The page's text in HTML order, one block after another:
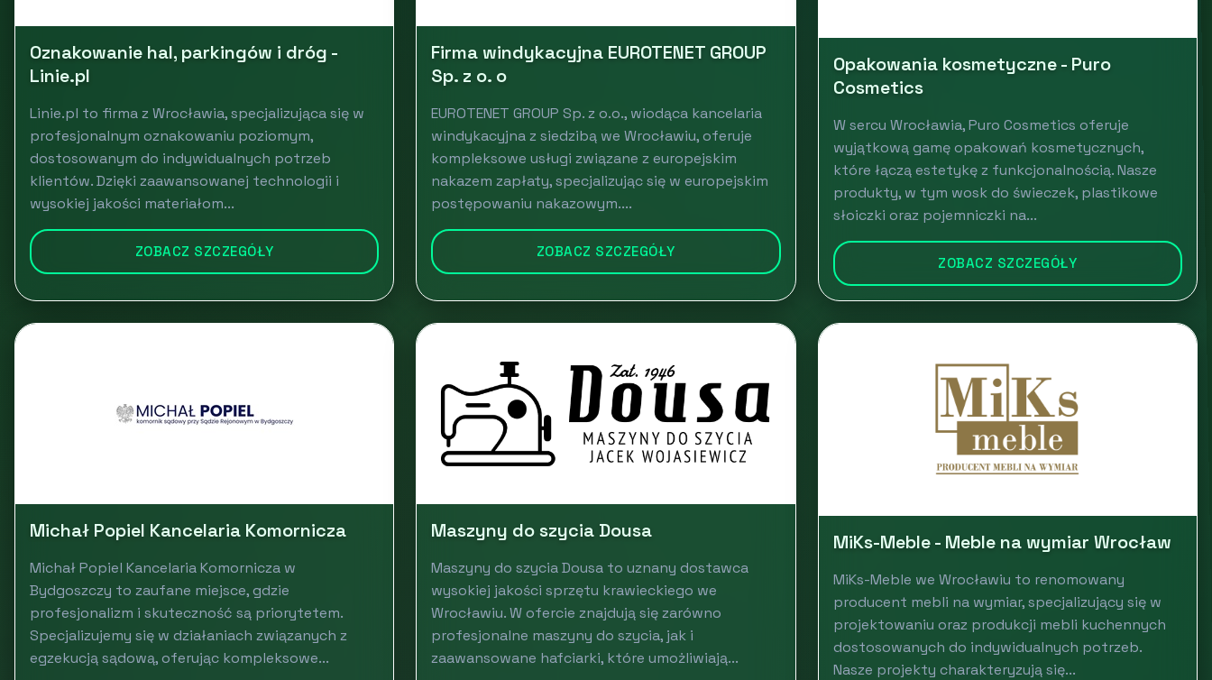
Oznakowanie hal, parkingów i dróg -
Linie.pl
Linie.pl to firma z Wrocławia, specjalizująca się w
profesjonalnym oznakowaniu poziomym,
dostosowanym do indywidualnych potrzeb
klientów. Dzięki zaawansowanej technologii i
wysokiej jakości materiałom...
ZOBACZ SZCZEGÓŁY
Firma windykacyjna EUROTENET GROUP
Sp. z o. o
EUROTENET GROUP Sp. z o.o., wiodąca kancelaria
windykacyjna z siedzibą we Wrocławiu, oferuje
kompleksowe usługi związane z europejskim
nakazem zapłaty, specjalizując się w europejskim
postępowaniu nakazowym....
ZOBACZ SZCZEGÓŁY
Opakowania kosmetyczne - Puro
Cosmetics
W sercu Wrocławia, Puro Cosmetics oferuje
wyjątkową gamę opakowań kosmetycznych,
które łączą estetykę z funkcjonalnością. Nasze
produkty, w tym wosk do świeczek, plastikowe
słoiczki oraz pojemniczki na...
ZOBACZ SZCZEGÓŁY
Michał Popiel Kancelaria Komornicza
Michał Popiel Kancelaria Komornicza w
Bydgoszczy to zaufane miejsce, gdzie
profesjonalizm i skuteczność są priorytetem.
Specjalizujemy się w działaniach związanych z
egzekucją sądową, oferując kompleksowe...
Maszyny do szycia Dousa
Maszyny do szycia Dousa to uznany dostawca
wysokiej jakości sprzętu krawieckiego we
Wrocławiu. W ofercie znajdują się zarówno
profesjonalne maszyny do szycia, jak i
zaawansowane hafciarki, które umożliwiają...
MiKs-Meble - Meble na wymiar Wrocław
MiKs-Meble we Wrocławiu to renomowany
producent mebli na wymiar, specjalizujący się w
projektowaniu oraz produkcji mebli kuchennych
dostosowanych do indywidualnych potrzeb.
Nasze projekty charakteryzują się...